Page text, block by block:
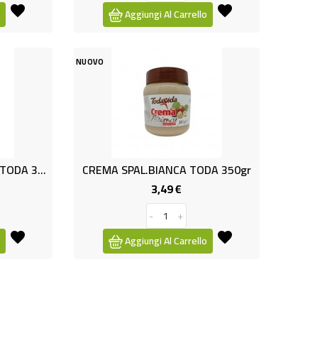
Aggiungi Al Carrello
CREMA CIOCCO E STELLE TODA 350
NUOVO
CREMA SPAL.BIANCA TODA 350gr
3,49 €
-
+
Aggiungi Al Carrello